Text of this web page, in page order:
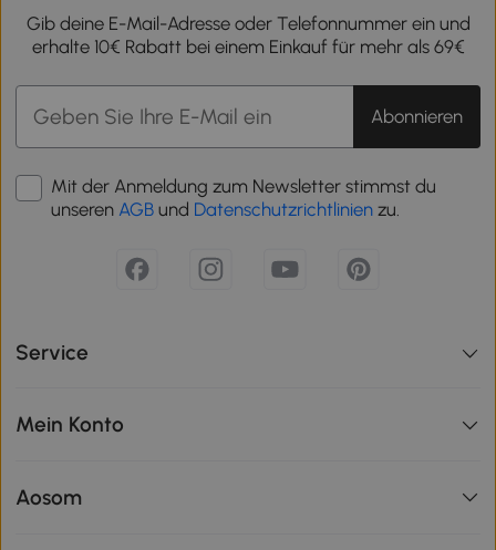
Gib deine E-Mail-Adresse oder Telefonnummer ein und
erhalte 10€ Rabatt bei einem Einkauf für mehr als 69€
Abonnieren
Mit der Anmeldung zum Newsletter stimmst du
unseren AGB und Datenschutzrichtlinien zu.
Service
Mein Konto
Aosom